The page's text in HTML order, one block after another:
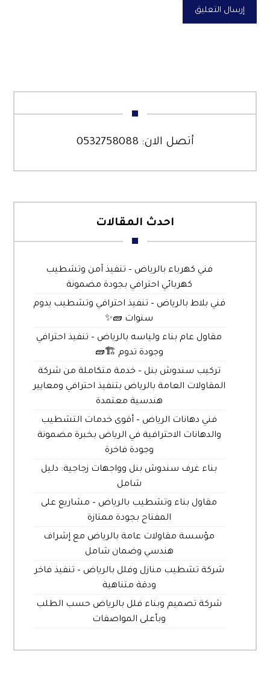
إرسال التعليق
أتصل الان: 0532758088
احدث المقالات
فني كهرباء بالرياض – تنفيذ آمن وتشطيب
كهربائي احترافي بجودة مضمونة
فني بلاط بالرياض – تنفيذ احترافي وتشطيب يدوم
سنوات 🧱✨
مقاول عام بناء ولياسه بالرياض – تنفيذ احترافي
وجودة تدوم 🏗️🧱
تركيب سندوش بنل – خدمة متكاملة من شركة
المقاولات العامة بالرياض بتنفيذ احترافي ومعايير
هندسية معتمدة
فني دهانات الرياض – أقوى خدمات التشطيب
والدهانات الاحترافية في الرياض بخبرة مضمونة
وجودة فاخرة
بناء غرف سندوش بنل وواجهات زجاجية: دليل
شامل
مقاول بناء وتشطيب بالرياض – مشاريع على
المفتاح بجودة ممتازة
مؤسسة مقاولات عامة بالرياض مع إشراف
هندسي وضمان شامل
شركة تشطيب منازل وفلل بالرياض – تنفيذ فاخر
ودقة متناهية
شركة تصميم وبناء فلل بالرياض حسب الطلب
وبأعلى المواصفات